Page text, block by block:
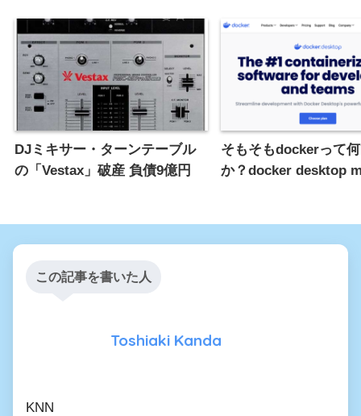
DJミキサー・ターンテーブル
の「Vestax」破産 負債9億円
そもそもdockerって
か？docker desktop
この記事を書いた人
Toshiaki Kanda
KNN